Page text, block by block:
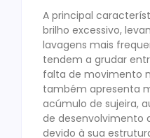
A principal
brilho excessivo,
lavagens mais
tendem a grudar
falta de movimento
também apresenta
acúmulo de sujeira,
de desenvolvimento
devido à sua